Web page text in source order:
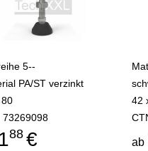
5--
PA/ST verzinkt
73269098
188 €
42
ab